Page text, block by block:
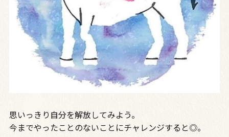
思いっきり自分を解放してみよう。
今までやったことのないことにチャレンジすると◎。